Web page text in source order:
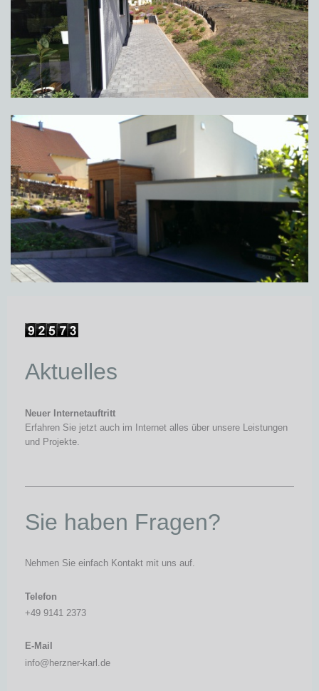
Aktuelles
Neuer Internetauftritt
Erfahren Sie jetzt auch im Internet alles über unsere Leistungen
und Projekte.
Sie haben Fragen?
Nehmen Sie einfach Kontakt mit uns auf.
Telefon
+49 9141 2373
E-Mail
info@herzner-karl.de